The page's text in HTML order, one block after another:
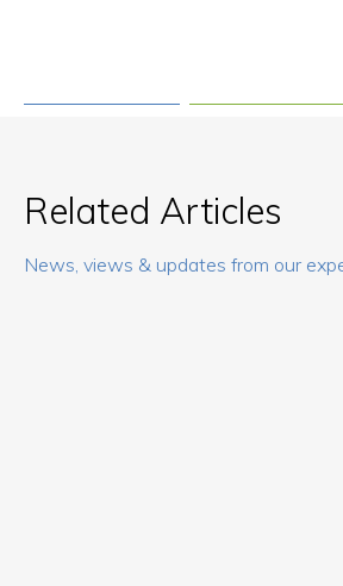
Related Articles
News, views & updates from our